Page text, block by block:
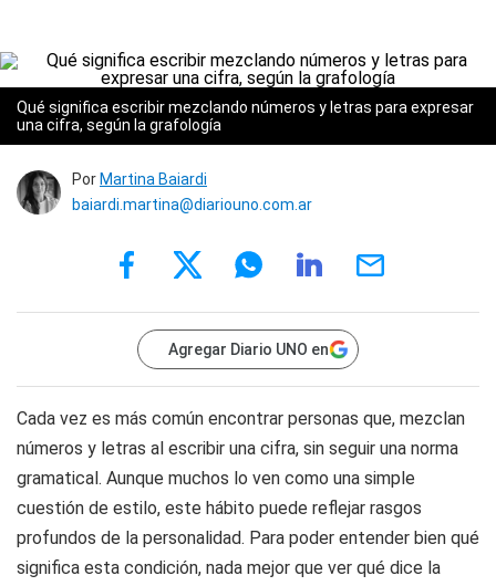
Qué significa escribir mezclando números y letras para expresar
una cifra, según la grafología
Por Martina Baiardi
baiardi.martina@diariouno.com.ar
Agregar Diario UNO en
Cada vez es más común encontrar personas que, mezclan
números y letras al escribir una cifra, sin seguir una norma
gramatical. Aunque muchos lo ven como una simple
cuestión de estilo, este hábito puede reflejar rasgos
profundos de la personalidad. Para poder entender bien qué
significa esta condición, nada mejor que ver qué dice la